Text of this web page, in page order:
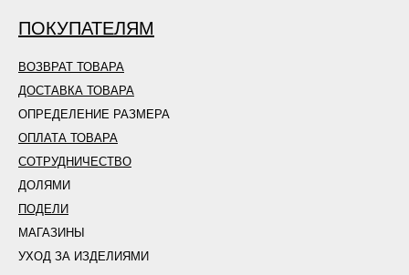
ПОКУПАТЕЛЯМ
ВОЗВРАТ ТОВАРА
ДОСТАВКА ТОВАРА
ОПРЕДЕЛЕНИЕ РАЗМЕРА
ОПЛАТА ТОВАРА
СОТРУДНИЧЕСТВО
ДОЛЯМИ
ПОДЕЛИ
МАГАЗИНЫ
УХОД ЗА ИЗДЕЛИЯМИ